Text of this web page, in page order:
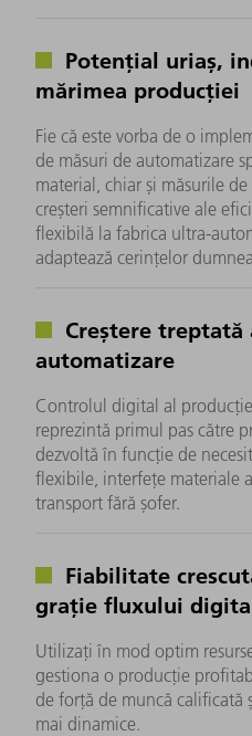
Potențial uriaș,
mărimea producției
Fie că este vorba de o
de măsuri de automatizare
material, chiar și măsurile
creșteri semnificative ale
flexibilă la fabrica ultra-
adaptează cerințelor
Creștere
automatizare
Controlul digital al
reprezintă primul pas către
dezvoltă în funcție de
flexibile, interfețe materiale
transport fără șofer.
Fiabilitate
grație fluxului
Utilizați în mod optim
gestiona o producție
de forță de muncă calificată
mai dinamice.